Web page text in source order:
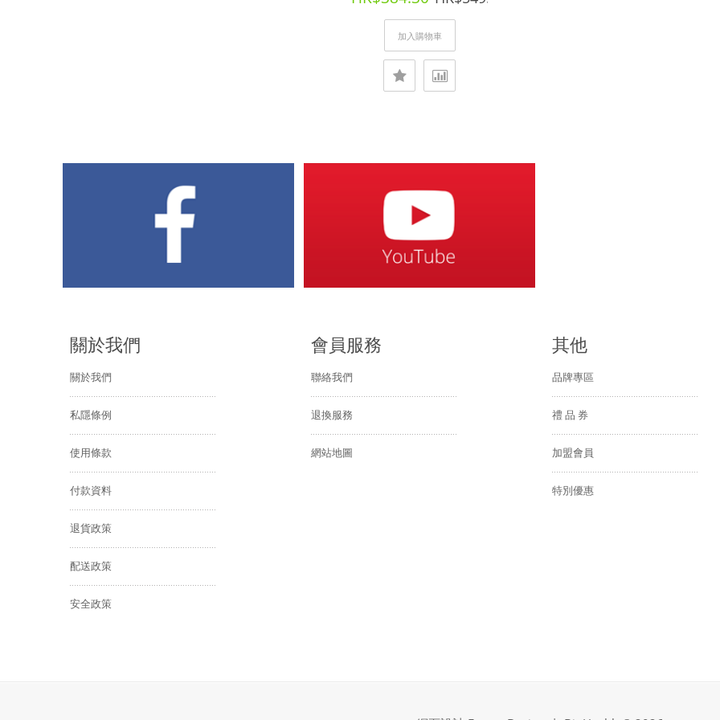
加入購物車
關於我們
關於我們
私隱條例
使用條款
付款資料
退貨政策
配送政策
安全政策
會員服務
聯絡我們
退換服務
網站地圖
其他
品牌專區
禮 品 券
加盟會員
特別優惠